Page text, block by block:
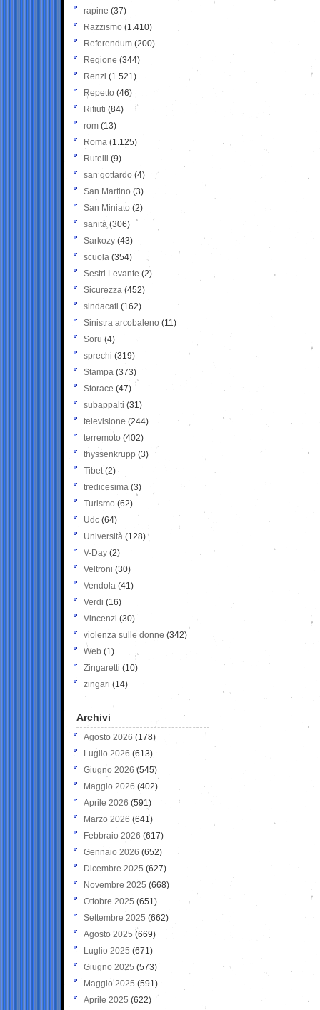
rapine (37)
Razzismo (1.410)
Referendum (200)
Regione (344)
Renzi (1.521)
Repetto (46)
Rifiuti (84)
rom (13)
Roma (1.125)
Rutelli (9)
san gottardo (4)
San Martino (3)
San Miniato (2)
sanità (306)
Sarkozy (43)
scuola (354)
Sestri Levante (2)
Sicurezza (452)
sindacati (162)
Sinistra arcobaleno (11)
Soru (4)
sprechi (319)
Stampa (373)
Storace (47)
subappalti (31)
televisione(244)
terremoto (402)
thyssenkrupp (3)
Tibet(2)
tredicesima (3)
Turismo (62)
Udc (64)
Università (128)
V-Day (2)
Veltroni (30)
Vendola (41)
Verdi (16)
Vincenzi (30)
violenza sulle donne (342)
Web (1)
Zingaretti (10)
zingari (14)
Archivi
Agosto 2026 (178)
Luglio 2026 (613)
Giugno 2026 (545)
Maggio 2026 (402)
Aprile 2026 (591)
Marzo 2026 (641)
Febbraio 2026 (617)
Gennaio 2026 (652)
Dicembre 2025 (627)
Novembre 2025 (668)
Ottobre 2025 (651)
Settembre 2025 (662)
Agosto 2025 (669)
Luglio 2025 (671)
Giugno 2025 (573)
Maggio 2025 (591)
Aprile 2025 (622)